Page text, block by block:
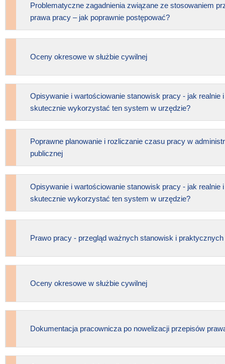
Problematyczne zagadnienia związane ze stosowaniem
prawa pracy – jak poprawnie postępować?
Oceny okresowe w służbie cywilnej
Opisywanie i wartościowanie stanowisk pracy - jak realnie i
skutecznie wykorzystać ten system w urzędzie?
Poprawne planowanie i rozliczanie czasu pracy w
publicznej
Opisywanie i wartościowanie stanowisk pracy - jak realnie i
skutecznie wykorzystać ten system w urzędzie?
Prawo pracy - przegląd ważnych stanowisk i
Oceny okresowe w służbie cywilnej
Dokumentacja pracownicza po nowelizacji przepisów